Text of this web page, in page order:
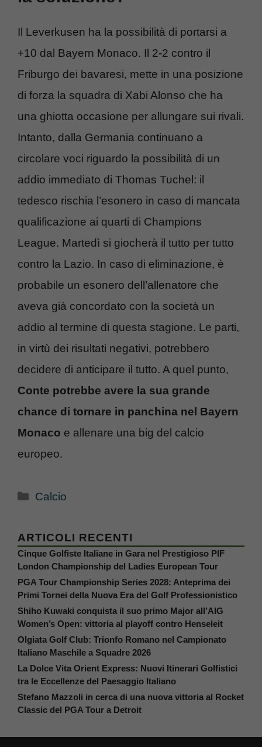
Il Leverkusen ha la possibilità di portarsi a
+10 dal Bayern Monaco. Il 2-2 contro il
Friburgo dei bavaresi, mette in una posizione
di forza la squadra di Xabi Alonso che ha
una ghiotta occasione per allungare sui rivali.
Intanto, dalla Germania continuano a
circolare voci riguardo la possibilità di un
addio immediato di Thomas Tuchel: il
tedesco rischia l’esonero in caso di mancata
qualificazione ai quarti di Champions
League. Martedì si giocherà il tutto per tutto
contro la Lazio. In caso di eliminazione, è
probabile un esonero dell’allenatore che
aveva già concordato con la società un
addio al termine di questa stagione. Le parti,
in virtù dei risultati negativi, potrebbero
decidere di anticipare il tutto. A quel punto,
Conte potrebbe avere la sua grande
chance di tornare in panchina nel Bayern
Monaco e allenare una big del calcio
europeo.
Categorie
Calcio
ARTICOLI RECENTI
Cinque Golfiste Italiane in Gara nel Prestigioso PIF
London Championship del Ladies European Tour
PGA Tour Championship Series 2028: Anteprima dei
Primi Tornei della Nuova Era del Golf Professionistico
Shiho Kuwaki conquista il suo primo Major all’AIG
Women’s Open: vittoria al playoff contro Henseleit
Olgiata Golf Club: Trionfo Romano nel Campionato
Italiano Maschile a Squadre 2026
La Dolce Vita Orient Express: Nuovi Itinerari Golfistici
tra le Eccellenze del Paesaggio Italiano
Stefano Mazzoli in cerca di una nuova vittoria al Rocket
Classic del PGA Tour a Detroit